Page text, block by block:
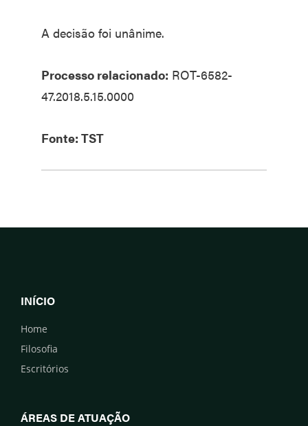
A decisão foi unânime.
Processo relacionado: ROT-6582-
47.2018.5.15.0000
Fonte: TST
INÍCIO
Home
Filosofia
Escritórios
ÁREAS DE ATUAÇÃO